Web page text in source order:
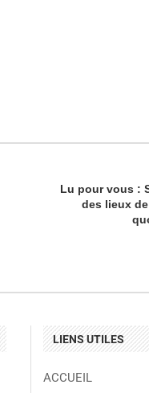
Lu pour vous :
des lieux
LIENS UTILES
ACCUEIL